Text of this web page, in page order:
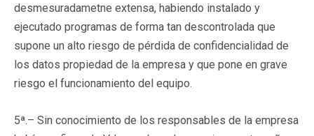
desmesuradametne extensa, habiendo instalado y
ejecutado programas de forma tan descontrolada que
supone un alto riesgo de pérdida de confidencialidad de
los datos propiedad de la empresa y que pone en grave
riesgo el funcionamiento del equipo.
5ª.– Sin conocimiento de los responsables de la empresa